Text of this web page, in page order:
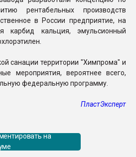
рентабельных производств
в России предприятие, на
карбид кальция, эмульсионный
санации территории "Химпрома" и
мероприятия, вероятнее всего,
федеральную программу.
ПластЭксперт
на